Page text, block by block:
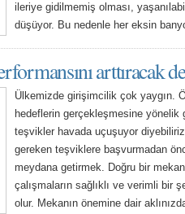
ileriye gidilmemiş olması,
düşüyor. Bu nedenle her eksin
arttıracak
Ülkemizde girişimcilik çok yaygın.
hedeflerin gerçekleşmesine
teşvikler havada uçuşuyor
gereken teşviklere başvurmadan
meydana getirmek. Doğru bir
çalışmaların sağlıklı ve verimli bir
olur. Mekanın önemine dair